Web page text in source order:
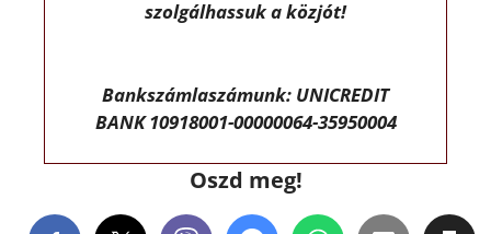
szolgálhassuk a közjót!
Bankszámlaszámunk: UNICREDIT
BANK 10918001-00000064-35950004
Oszd meg!